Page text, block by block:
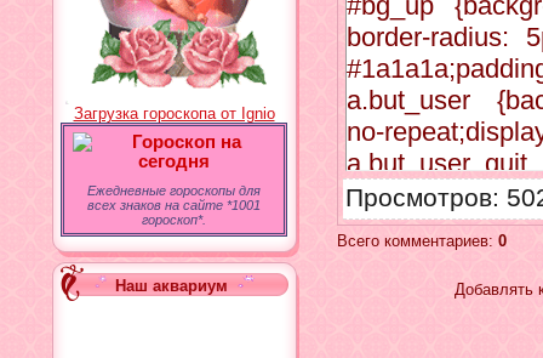
Загрузка гороскопа от Ignio
Гороскоп на
сегодня
Ежедневные гороскопы для
всех знаков на сайте *1001
гороскоп*.
Наш аквариум
$(function(){
if
} else {
}
});
border-radius:
a.but_user
no-
a.but_user_quit
1px 0px 0px;}
Просмотров:
Всего комментариев: 0
Добавлять